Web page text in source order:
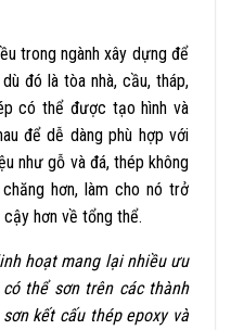
trong ngành xây dựng để
đó là tòa nhà, cầu, tháp,
có thể được tạo hình và
để dễ dàng phù hợp với
như gỗ và đá, thép không
hơn, làm cho nó trở
hơn về tổng thể.
hoạt mang lại nhiều ưu
thể sơn trên các thành
sơn kết cấu thép epoxyvà